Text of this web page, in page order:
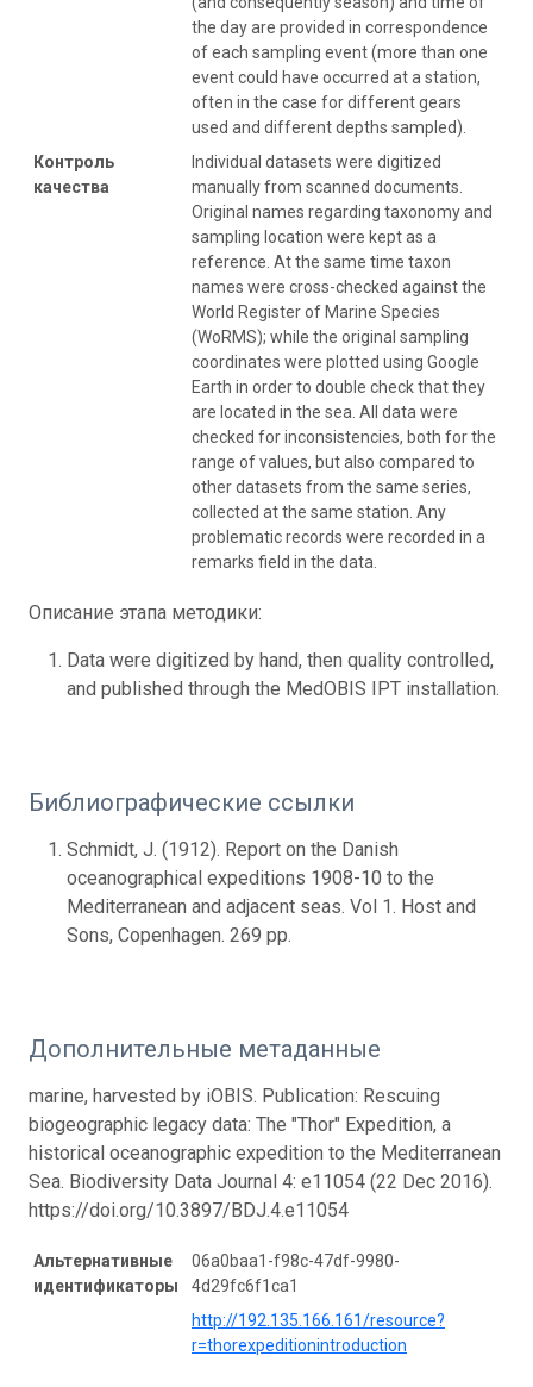
the day are provided in correspondence
of each sampling event (more than one
event could have occurred at a station,
often in the case for different gears
used and different depths sampled).
Контроль
качества
Individual datasets were digitized
manually from scanned documents.
Original names regarding taxonomy and
sampling location were kept as a
reference. At the same time taxon
names were cross-checked against the
World Register of Marine Species
(WoRMS); while the original sampling
coordinates were plotted using Google
Earth in order to double check that they
are located in the sea. All data were
checked for inconsistencies, both for the
range of values, but also compared to
other datasets from the same series,
collected at the same station. Any
problematic records were recorded in a
remarks field in the data.
Описание этапа методики:
Data were digitized by hand, then quality controlled,
and published through the MedOBIS IPT installation.
Библиографические ссылки
Schmidt, J. (1912). Report on the Danish
oceanographical expeditions 1908-10 to the
Mediterranean and adjacent seas. Vol 1. Host and
Sons, Copenhagen. 269 pp.
Дополнительные метаданные
marine, harvested by iOBIS. Publication: Rescuing
biogeographic legacy data: The "Thor" Expedition, a
historical oceanographic expedition to the Mediterranean
Sea. Biodiversity Data Journal 4: e11054 (22 Dec 2016).
https://doi.org/10.3897/BDJ.4.e11054
Альтернативные
идентификаторы
06a0baa1-f98c-47df-9980-
4d29fc6f1ca1
http://192.135.166.161/resource?
r=thorexpeditionintroduction